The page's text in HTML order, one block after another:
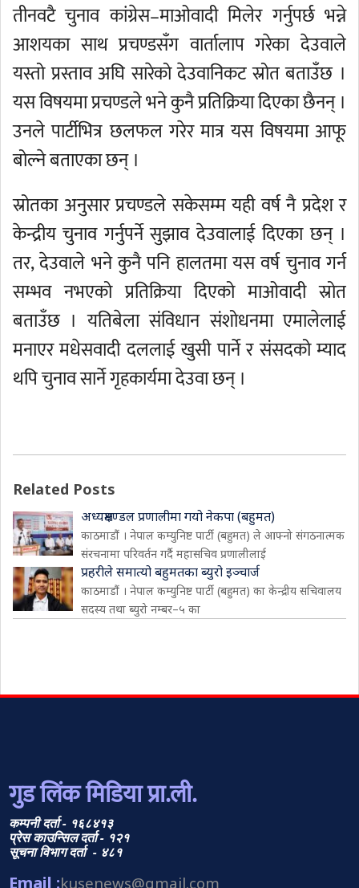
तीनवटै चुनाव कांग्रेस–माओवादी मिलेर गर्नुपर्छ भन्ने
आशयका साथ प्रचण्डसँग वार्तालाप गरेका देउवाले
यस्तो प्रस्ताव अघि सारेको देउवानिकट स्रोत बताउँछ ।
यस विषयमा प्रचण्डले भने कुनै प्रतिक्रिया दिएका छैनन् ।
उनले पार्टीभित्र छलफल गरेर मात्र यस विषयमा आफू
बोल्ने बताएका छन् ।
स्रोतका अनुसार प्रचण्डले सकेसम्म यही वर्ष नै प्रदेश र
केन्द्रीय चुनाव गर्नुपर्ने सुझाव देउवालाई दिएका छन् ।
तर, देउवाले भने कुनै पनि हालतमा यस वर्ष चुनाव गर्न
सम्भव नभएको प्रतिक्रिया दिएको माओवादी स्रोत
बताउँछ । यतिबेला संविधान संशोधनमा एमालेलाई
मनाएर मधेसवादी दललाई खुसी पार्ने र संसदको म्याद
थपि चुनाव सार्ने गृहकार्यमा देउवा छन् ।
Related Posts
अध्यक्षमण्डल प्रणालीमा गयो नेकपा (बहुमत)
काठमाडौं । नेपाल कम्युनिष्ट पार्टी (बहुमत) ले आफ्नो संगठनात्मक
संरचनामा परिवर्तन गर्दै महासचिव प्रणालीलाई
प्रहरीले समात्यो बहुमतका ब्युरो इञ्चार्ज
काठमाडौं । नेपाल कम्युनिष्ट पार्टी (बहुमत) का केन्द्रीय सचिवालय
सदस्य तथा ब्युरो नम्बर–५ का
गुड लिंक मिडिया प्रा.ली.
कम्पनी दर्ता - १६८४१३
प्रेस काउन्सिल दर्ता - १२१
सूचना विभाग दर्ता - ४८१
Email :kusenews@gmail.com